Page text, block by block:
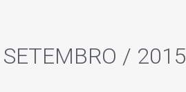
/ 2015